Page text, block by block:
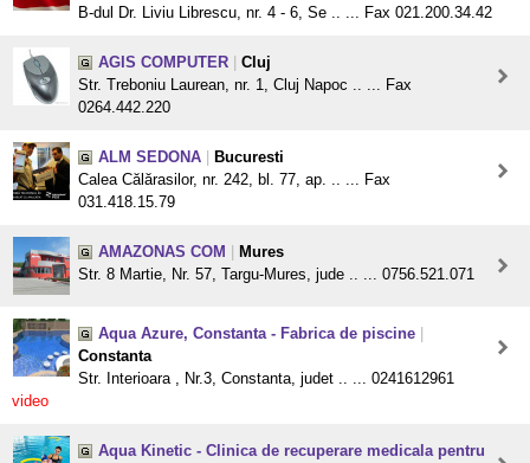
B-dul Dr. Liviu Librescu, nr. 4 - 6, Se .. ... Fax 021.200.34.42
AGIS COMPUTER
Cluj
Str. Treboniu Laurean, nr. 1, Cluj Napoc .. ... Fax
0264.442.220
ALM SEDONA
Bucuresti
Calea Călărasilor, nr. 242, bl. 77, ap. .. ... Fax
031.418.15.79
AMAZONAS COM
Mures
Str. 8 Martie, Nr. 57, Targu-Mures, jude .. ... 0756.521.071
Aqua Azure, Constanta - Fabrica de piscine
Constanta
Str. Interioara , Nr.3, Constanta, judet .. ... 0241612961
video
Aqua Kinetic - Clinica de recuperare medicala pentru